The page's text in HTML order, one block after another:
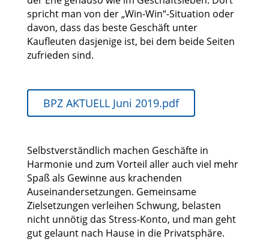
spricht man von der „Win-Win“-Situation oder
davon, dass das beste Geschäft unter
Kaufleuten dasjenige ist, bei dem beide Seiten
zufrieden sind.
BPZ AKTUELL Juni 2019.pdf
Selbstverständlich machen Geschäfte in
Harmonie und zum Vorteil aller auch viel mehr
Spaß als Gewinne aus krachenden
Auseinandersetzungen. Gemeinsame
Zielsetzungen verleihen Schwung, belasten
nicht unnötig das Stress-Konto, und man geht
gut gelaunt nach Hause in die Privatsphäre.